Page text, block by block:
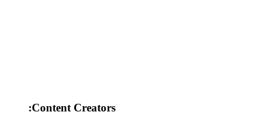
:Content Creators